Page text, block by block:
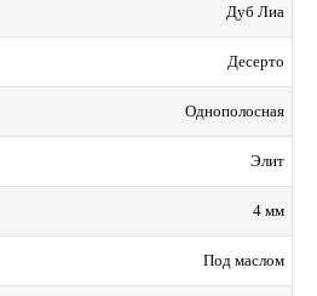
Дуб Лиа
Десерто
Однополосная
Элит
4 мм
Под маслом